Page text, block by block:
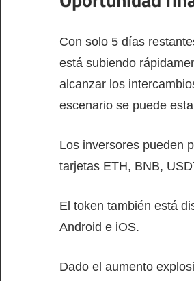
Con solo 5 días
está subiendo
alcanzar los
escenario se puede
Los inversores pueden
tarjetas ETH, BNB,
El token también está
Android e iOS.
Dado el aumento